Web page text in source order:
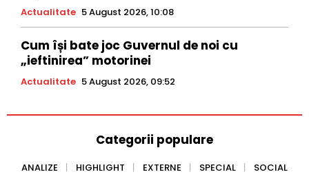
Actualitate 5 August 2026, 10:08
Cum își bate joc Guvernul de noi cu
„ieftinirea” motorinei
Actualitate 5 August 2026, 09:52
Categorii populare
ANALIZE HIGHLIGHT EXTERNE SPECIAL
SOCIAL